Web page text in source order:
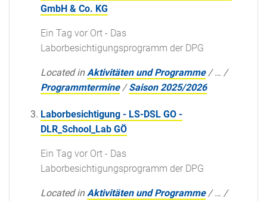
GmbH & Co. KG
Ein Tag vor Ort - Das
Laborbesichtigungsprogramm der DPG
Located in Aktivitäten und Programme /… /
Programmtermine /Saison 2025/2026
Laborbesichtigung - LS-DSL GO -
DLR_School_Lab GÖ
Ein Tag vor Ort - Das
Laborbesichtigungsprogramm der DPG
Located in Aktivitäten und Programme /… /